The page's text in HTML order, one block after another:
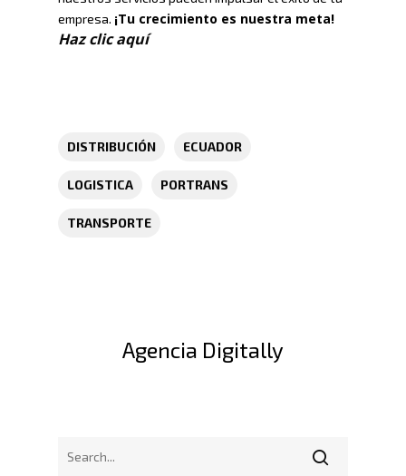
empresa. ¡Tu crecimiento es nuestra meta!
Haz clic aquí
DISTRIBUCIÓN ECUADOR
LOGISTICA PORTRANS
TRANSPORTE
Agencia Digitally